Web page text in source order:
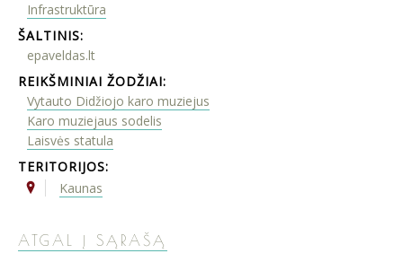
Infrastruktūra
ŠALTINIS:
epaveldas.lt
REIKŠMINIAI ŽODŽIAI:
Vytauto Didžiojo karo muziejus
Karo muziejaus sodelis
Laisvės statula
TERITORIJOS:
Kaunas
ATGAL Į SĄRAŠĄ